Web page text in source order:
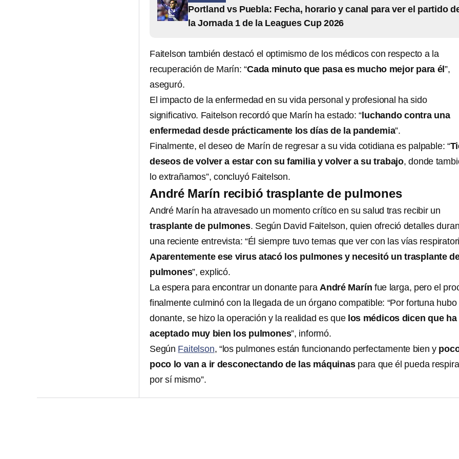
Portland vs Puebla: Fecha, horario y canal para ver el partido
la Jornada 1 de la Leagues Cup 2026
Faitelson también destacó el optimismo de los médicos con respecto a la
recuperación de Marín: “Cada minuto que pasa es mucho mejor para él”,
aseguró.
El impacto de la enfermedad en su vida personal y profesional ha sido
significativo. Faitelson recordó que Marín ha estado: “ luchando contra una
enfermedad desde prácticamente los días de la pandemia”.
Finalmente, el deseo de Marín de regresar a su vida cotidiana es palpable: “
deseos de volver a estar con su familia y volver a su trabajo, donde
lo extrañamos”, concluyó Faitelson.
André Marín recibió trasplante de pulmones
André Marín ha atravesado un momento crítico en su salud tras recibir un
trasplante de pulmones. Según David Faitelson, quien ofreció detalles
una reciente entrevista: “Él siempre tuvo temas que ver con las vías
Aparentemente ese virus atacó los pulmones y necesitó un trasplante
pulmones”, explicó.
La espera para encontrar un donante para André Marín fue larga, pero el
finalmente culminó con la llegada de un órgano compatible: “Por fortuna hubo
donante, se hizo la operación y la realidad es que los médicos dicen que ha
aceptado muy bien los pulmones”, informó.
Según Faitelson, “los pulmones están funcionando perfectamente bien y
poco lo van a ir desconectando de las máquinaspara que él pueda
por sí mismo”.